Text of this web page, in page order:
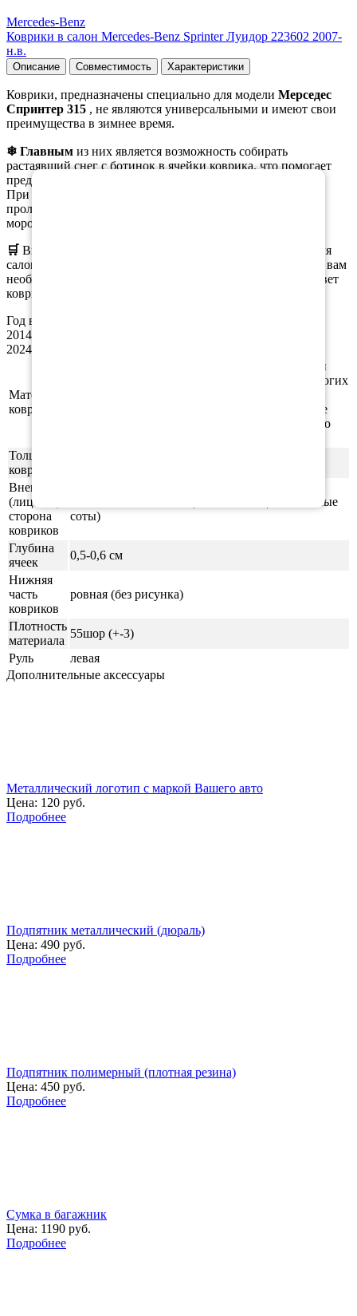
Mercedes-Benz
Коврики в салон Mercedes-Benz Sprinter Луидор 223602 2007-
н.в.
Описание Совместимость Характеристики
Коврики, предназначены специально для модели Мерседес
Спринтер 315 , не являются универсальными и имеют свои
преимущества в зимнее время.
❄ Главным из них является возможность собирать
растаявший снег с ботинок в ячейки коврика, что помогает
предотвратить образование луж на коврике.
При этом, при вынимании коврика из салона, вода не
проливается, а коврики остаются эластичными даже при
морозе.
🛒 Вы можете
как полный комплект ковриков для
салона, так и отдельные коврики. При оформлении заказа вам
необходимо выбрать нужную комплектацию, материал, цвет
коврика и окантовки.
Год выпуска а/м: 2007, 2008, 2009, 2010, 2011, 2012, 2013,
2014, 2015, 2016, 2017, 2018, 2019, 2020, 2021, 2022, 2023,
2024, 2025, 2026
Материал
ковриков
Этиленвинилацетат (ЭВА/ЕВА) - полимерный
материал, который зарекомендовал себя во многих
производят спортивные маты, гимнастические
коврики, подошву для обуви, шлёпки и прочую
Толщина
ковриков
Внешняя
(лицевая)
сторона
ковриков
ячейки СОТЫ/РОМБ (напоминающие пчелиные
соты)
Глубина
ячеек
0,5-0,6 см
Нижняя
часть
ковриков
ровная (без рисунка)
Плотность
материала
55шор (+-3)
Руль
левая
Дополнительные аксессуары
Металлический логотип с маркой Вашего авто
Цена: 120 руб.
Подробнее
Подпятник металлический (дюраль)
Цена: 490 руб.
Подробнее
Подпятник полимерный (плотная резина)
Цена: 450 руб.
Подробнее
Сумка в багажник
Цена: 1190 руб.
Подробнее